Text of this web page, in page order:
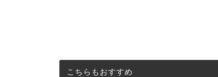
こちらもおすすめ